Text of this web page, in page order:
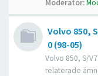
Moderator:
Volvo 850,
0 (98-05)
Volvo 850, S/
relaterade